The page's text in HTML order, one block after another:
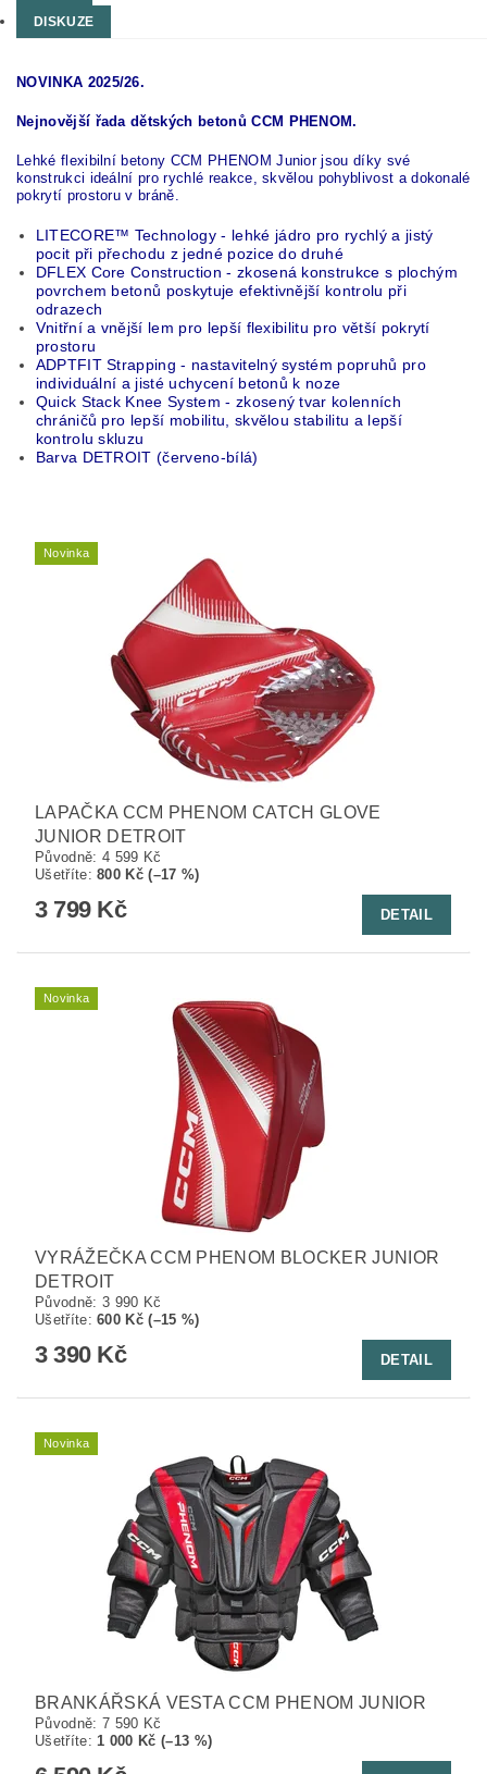
DISKUZE
NOVINKA 2025/26.
Nejnovější řada dětských betonů CCM PHENOM.
Lehké flexibilní betony CCM PHENOM Junior jsou díky své
konstrukci ideální pro rychlé reakce, skvělou pohyblivost a dokonalé
pokrytí prostoru v bráně.
LITECORE™ Technology - lehké jádro pro rychlý a jistý
pocit při přechodu z jedné pozice do druhé
DFLEX Core Construction - zkosená konstrukce s plochým
povrchem betonů poskytuje efektivnější kontrolu při
odrazech
Vnitřní a vnější lem pro lepší flexibilitu pro větší pokrytí
prostoru
ADPTFIT Strapping - nastavitelný systém popruhů pro
individuální a jisté uchycení betonů k noze
Quick Stack Knee System - zkosený tvar kolenních
chráničů pro lepší mobilitu, skvělou stabilitu a lepší
kontrolu skluzu
Barva DETROIT (červeno-bílá)
Novinka
LAPAČKA CCM PHENOM CATCH GLOVE
JUNIOR DETROIT
Původně: 4 599 Kč
Ušetříte:800 Kč (–17 %)
3 799 Kč DETAIL
Novinka
VYRÁŽEČKA CCM PHENOM BLOCKER JUNIOR
DETROIT
Původně: 3 990 Kč
Ušetříte:600 Kč (–15 %)
3 390 Kč DETAIL
Novinka
BRANKÁŘSKÁ VESTA CCM PHENOM JUNIOR
Původně: 7 590 Kč
Ušetříte:1 000 Kč (–13 %)